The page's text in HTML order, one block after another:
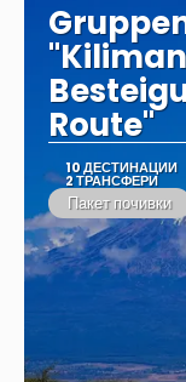
Route"
10 ДЕСТИНАЦИИ
2 ТРАНСФЕРИ
Пакет почивки